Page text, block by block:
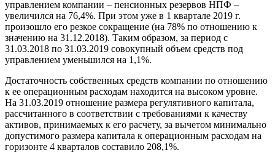
управлением компании – пенсионных резервов НПФ –
увеличился на 76,4%. При этом уже в 1 квартале 2019 г.
произошло его резкое сокращение (на 78% по отношению к
значению на 31.12.2018). Таким образом, за период с
31.03.2018 по 31.03.2019 совокупный объем средств под
управлением уменьшился на 1,1%.
Достаточность собственных средств компании по отношению
к ее операционным расходам находится на высоком уровне.
На 31.03.2019 отношение размера регулятивного капитала,
рассчитанного в соответствии с требованиями к качеству
активов, принимаемых к его расчету, за вычетом минимально
допустимого размера капитала к операционным расходам на
горизонте 4 кварталов составило 208,1%.